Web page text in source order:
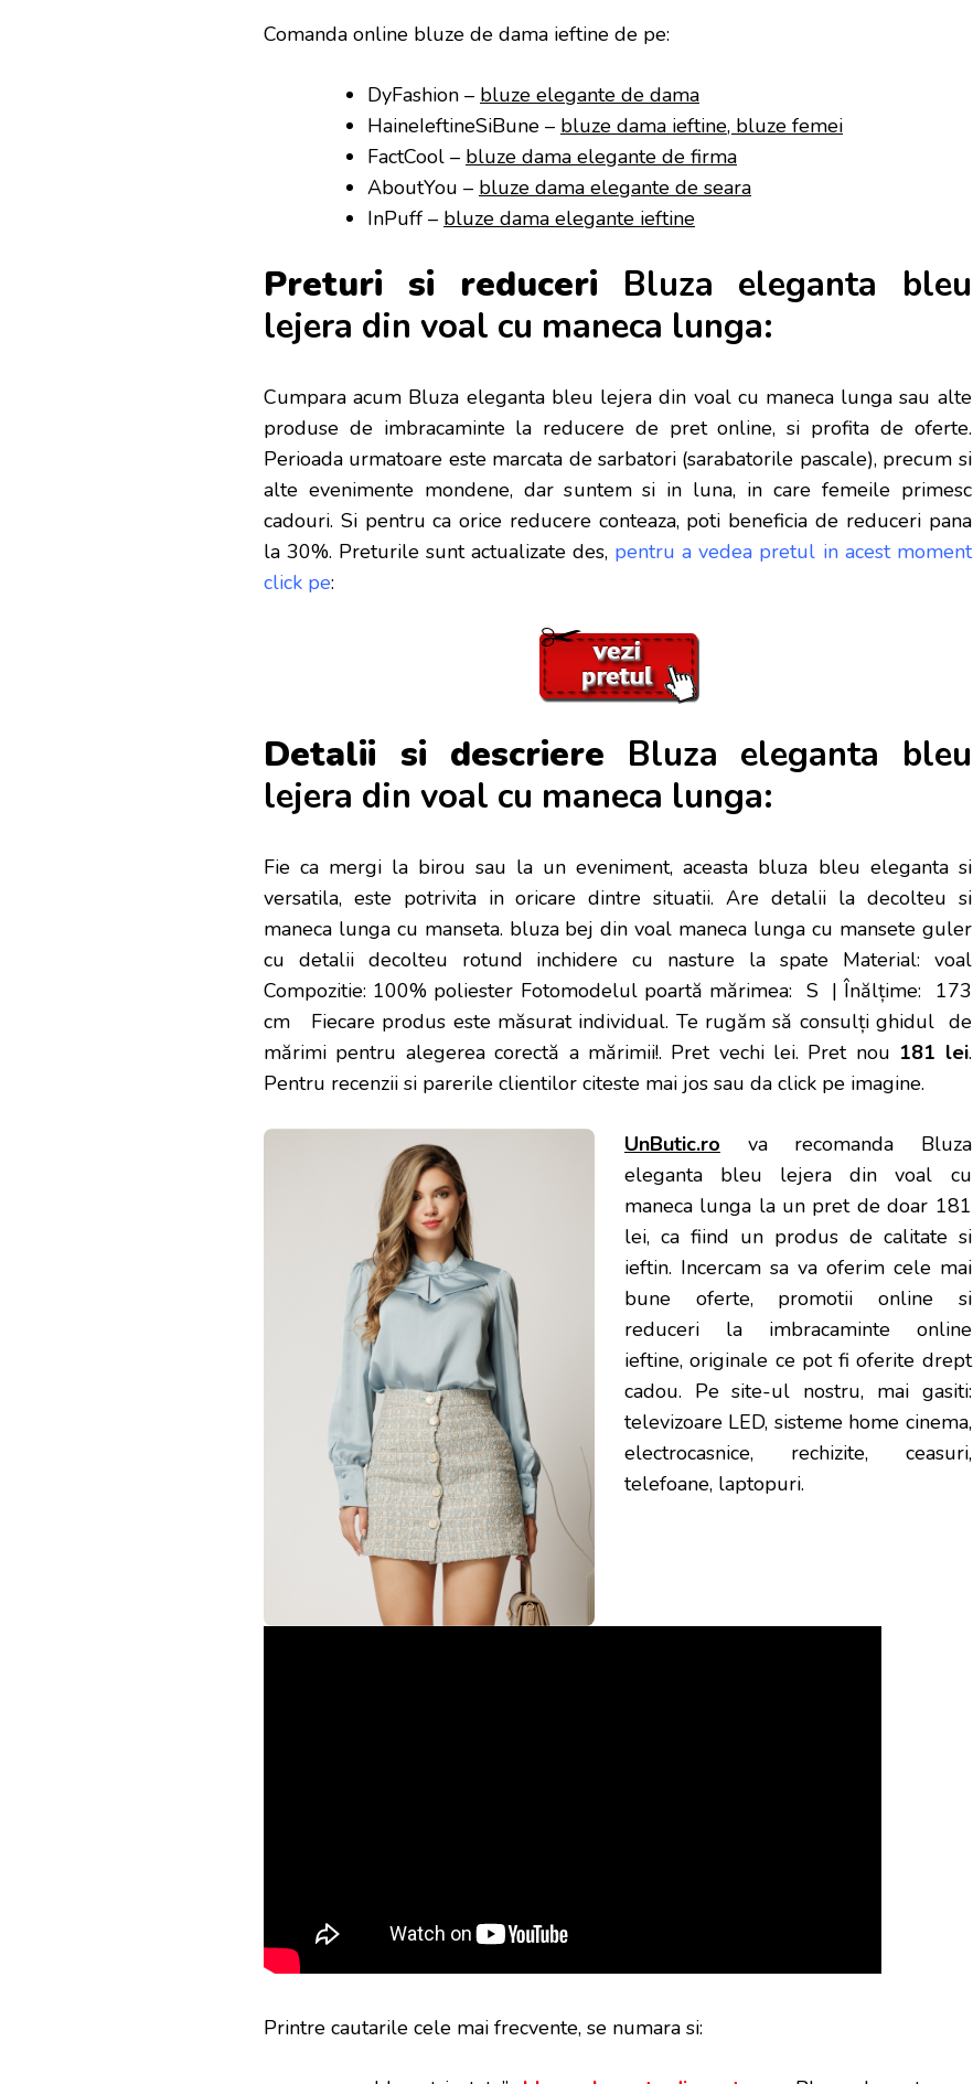
Comanda online bluze de dama ieftine de pe:
DyFashion – bluze elegante de dama
HaineIeftineSiBune – bluze dama ieftine, bluze femei
FactCool – bluze dama elegante de firma
AboutYou – bluze dama elegante de seara
InPuff – bluze dama elegante ieftine
Preturi si reduceri Bluza eleganta bleu
lejera din voal cu maneca lunga:
Cumpara acum Bluza eleganta bleu lejera din voal cu maneca lunga sau alte
produse de imbracaminte la reducere de pret online, si profita de oferte.
Perioada urmatoare este marcata de sarbatori (sarabatorile pascale), precum si
alte evenimente mondene, dar suntem si in luna, in care femeile primesc
cadouri. Si pentru ca orice reducere conteaza, poti beneficia de reduceri pana
la 30%. Preturile sunt actualizate des, pentru a vedea pretul in acest moment
click pe:
Detalii si descriere Bluza eleganta bleu
lejera din voal cu maneca lunga:
Fie ca mergi la birou sau la un eveniment, aceasta bluza bleu eleganta si
versatila, este potrivita in oricare dintre situatii. Are detalii la decolteu si
maneca lunga cu manseta. bluza bej din voal maneca lunga cu mansete guler
cu detalii decolteu rotund inchidere cu nasture la spate Material: voal
Compozitie: 100% poliester Fotomodelul poartă mărimea: S | Înălțime: 173
cm Fiecare produs este măsurat individual. Te rugăm să consulți ghidul de
mărimi pentru alegerea corectă a mărimii!. Pret vechi lei. Pret nou 181 lei.
Pentru recenzii si parerile clientilor citeste mai jos sau da click pe imagine.
UnButic.ro va recomanda Bluza
eleganta bleu lejera din voal cu
maneca lunga la un pret de doar 181
lei, ca fiind un produs de calitate si
ieftin. Incercam sa va oferim cele mai
bune oferte, promotii online si
reduceri la imbracaminte online
ieftine, originale ce pot fi oferite drept
cadou. Pe site-ul nostru, mai gasiti:
televizoare LED, sisteme home cinema,
electrocasnice, rechizite, ceasuri,
telefoane, laptopuri.
Printre cautarile cele mai frecvente, se numara si: